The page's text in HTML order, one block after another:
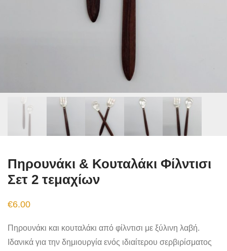
Πηρουνάκι & Κουταλάκι Φίλντισι
Σετ 2 τεμαχίων
€6.00
Πηρουνάκι και κουταλάκι από φίλντισι με ξύλινη λαβή.
Ιδανικά για την δημιουργία ενός ιδιαίτερου σερβιρίσματος